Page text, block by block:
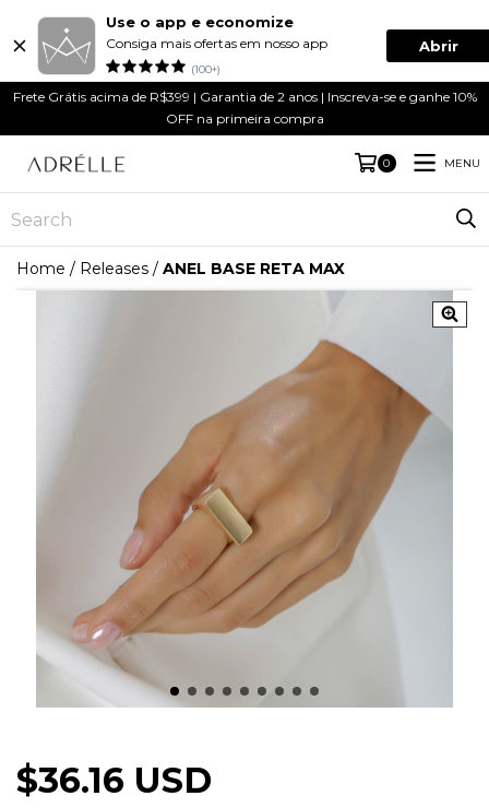
Use o app e economize
Consiga mais ofertas em nosso app
(100+)
Abrir
Frete Grátis acima de R$399 | Garantia de 2 anos | Inscreva-se e ganhe 10%
OFF na primeira compra
0 MENU
Home / Releases / ANEL BASE RETA MAX
$36.16 USD